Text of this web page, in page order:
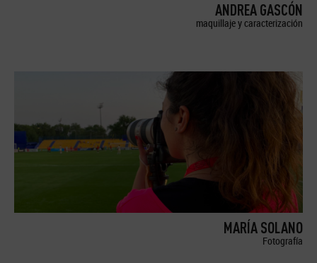
ANDREA GASCÓN
maquillaje y caracterización
MARÍA SOLANO
Fotografía